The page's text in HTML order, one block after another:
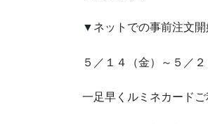
▼ネットでの事前注文開
５／１４（金）～５／
一足早くルミネカード